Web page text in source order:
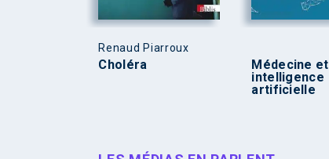
Renaud Piarroux
Choléra
Médecine et
intelligence
artificielle